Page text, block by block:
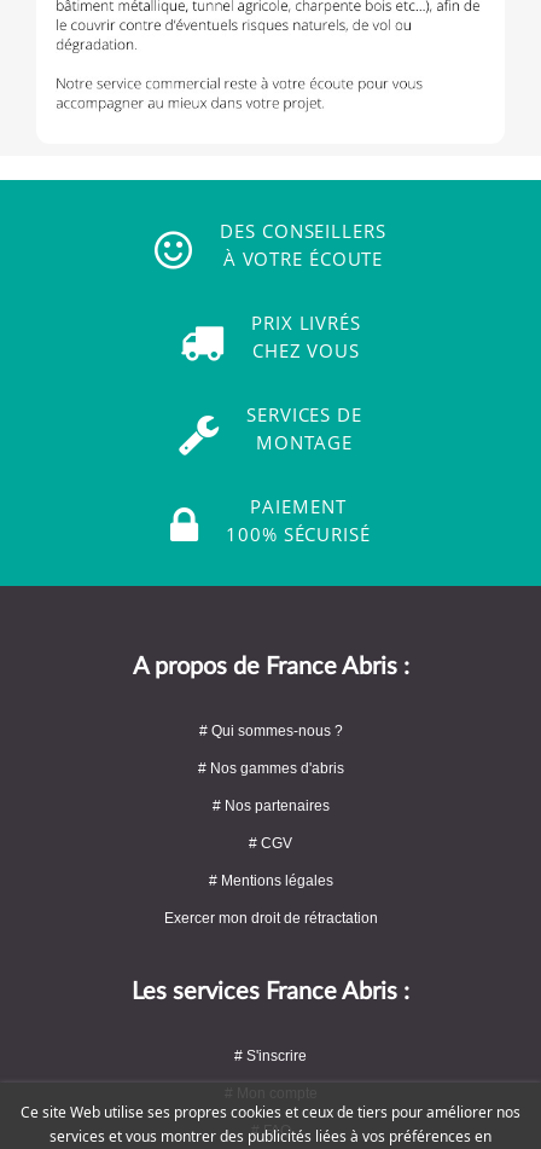
DES CONSEILLERS
À VOTRE ÉCOUTE
PRIX LIVRÉS
CHEZ VOUS
SERVICES DE
MONTAGE
PAIEMENT
100% SÉCURISÉ
A propos de France Abris :
# Qui sommes-nous ?
# Nos gammes d'abris
# Nos partenaires
# CGV
# Mentions légales
Exercer mon droit de rétractation
Les services France Abris :
# S'inscrire
# FAQ
Ce site Web utilise ses propres cookies et ceux de tiers pour améliorer nos
services et vous montrer des publicités liées à vos préférences en